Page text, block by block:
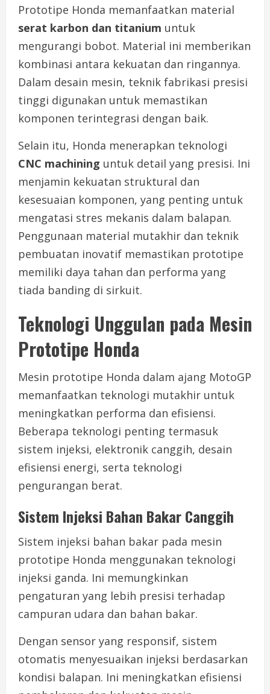
Prototipe Honda memanfaatkan material
serat karbon dan titanium untuk
mengurangi bobot. Material ini memberikan
kombinasi antara kekuatan dan ringannya.
Dalam desain mesin, teknik fabrikasi presisi
tinggi digunakan untuk memastikan
komponen terintegrasi dengan baik.
Selain itu, Honda menerapkan teknologi
CNC machining untuk detail yang presisi. Ini
menjamin kekuatan struktural dan
kesesuaian komponen, yang penting untuk
mengatasi stres mekanis dalam balapan.
Penggunaan material mutakhir dan teknik
pembuatan inovatif memastikan prototipe
memiliki daya tahan dan performa yang
tiada banding di sirkuit.
Teknologi Unggulan pada Mesin
Prototipe Honda
Mesin prototipe Honda dalam ajang MotoGP
memanfaatkan teknologi mutakhir untuk
meningkatkan performa dan efisiensi.
Beberapa teknologi penting termasuk
sistem injeksi, elektronik canggih, desain
efisiensi energi, serta teknologi
pengurangan berat.
Sistem Injeksi Bahan Bakar Canggih
Sistem injeksi bahan bakar pada mesin
prototipe Honda menggunakan teknologi
injeksi ganda. Ini memungkinkan
pengaturan yang lebih presisi terhadap
campuran udara dan bahan bakar.
Dengan sensor yang responsif, sistem
otomatis menyesuaikan injeksi berdasarkan
kondisi balapan. Ini meningkatkan efisiensi